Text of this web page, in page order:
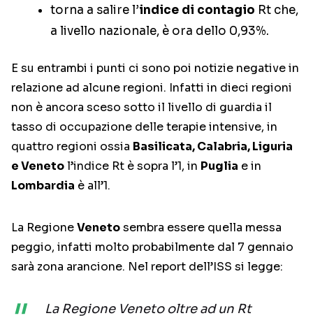
torna a salire l’indice di contagio Rt che,
a livello nazionale, è ora dello 0,93%.
E su entrambi i punti ci sono poi notizie negative in
relazione ad alcune regioni. Infatti in dieci regioni
non è ancora sceso sotto il livello di guardia il
tasso di occupazione delle terapie intensive, in
quattro regioni ossia Basilicata, Calabria, Liguria
e Venetol’indice Rt è sopra l’1, in Puglia e in
Lombardia è all’1.
La RegioneVenetosembra essere quella messa
peggio, infatti molto probabilmente dal 7 gennaio
sarà zona arancione. Nel report dell’ISS si legge:
La Regione Veneto oltre ad un Rt